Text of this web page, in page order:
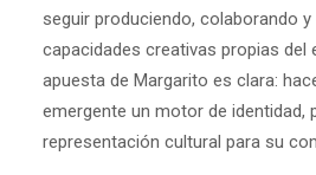
seguir produciendo, colaborando
capacidades creativas propias del
apuesta de Margarito es clara:
emergente un motor de identidad,
representación cultural para su